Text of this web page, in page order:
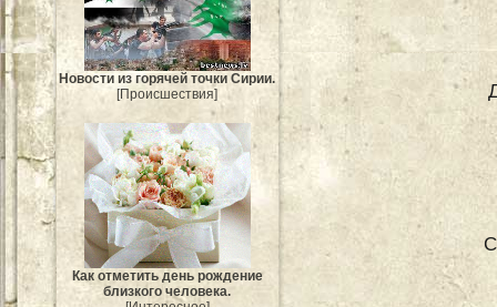
Новости из горячей точки Сирии.
[Происшествия]
Как отметить день рождение
близкого человека.